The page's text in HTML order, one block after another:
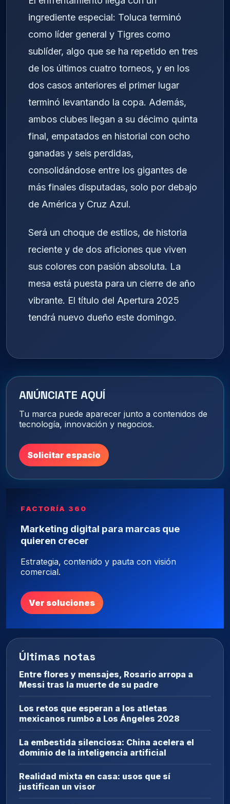
ingrediente especial: Toluca terminó
como líder general y Tigres como
sublíder, algo que se ha repetido en tres
de los últimos cuatro torneos, y en los
dos casos anteriores el primer lugar
terminó levantando la copa. Además,
ambos clubes llegan a su décimo quinta
final, empatados en historial con ocho
ganadas y seis perdidas,
consolidándose entre los gigantes de
más finales disputadas, solo por debajo
de América y Cruz Azul.
Será un choque de estilos, de historia
reciente y de dos aficiones que viven
sus colores con pasión absoluta. La
mesa está puesta para un cierre de año
vibrante. El título del Apertura 2025
tendrá nuevo dueño este domingo.
ANÚNCIATE AQUÍ
Tu marca puede aparecer junto a contenidos de
tecnología, innovación y negocios.
Solicitar espacio
FACTORÍA 360
Marketing digital para marcas que
quieren crecer
Estrategia, contenido y pauta con visión
comercial.
Ver soluciones
Últimas notas
Entre flores y mensajes, Rosario arropa a
Messi tras la muerte de su padre
Los retos que esperan a los atletas
mexicanos rumbo a Los Ángeles 2028
La embestida silenciosa: China acelera el
dominio de la inteligencia artificial
Realidad mixta en casa: usos que sí
justifican un visor